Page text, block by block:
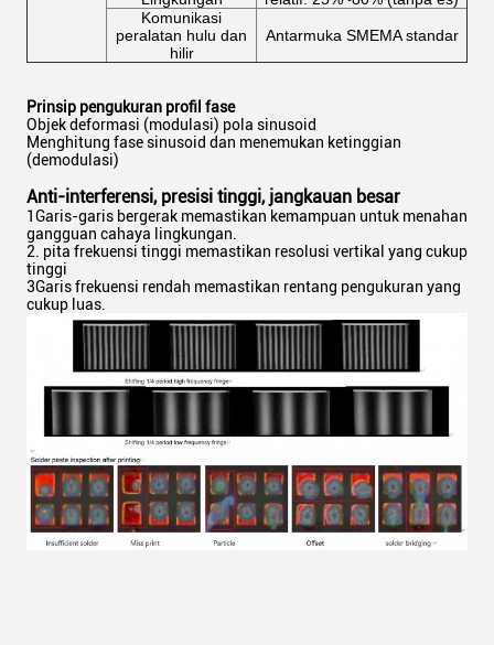
Komunikasi
peralatan hulu dan
hilir
Antarmuka SMEMA standar
Prinsip pengukuran profil fase
Objek deformasi (modulasi) pola sinusoid
Menghitung fase sinusoid dan menemukan ketinggian
(demodulasi)
Anti-interferensi, presisi tinggi, jangkauan besar
1Garis-garis bergerak memastikan kemampuan untuk menahan
gangguan cahaya lingkungan.
2. pita frekuensi tinggi memastikan resolusi vertikal yang cukup
tinggi
3Garis frekuensi rendah memastikan rentang pengukuran yang
cukup luas.